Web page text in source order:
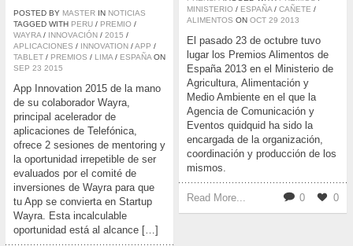
POSTED BY MASTER IN NOTICIAS
TAGGED WITH PERU / PREMIO /
WAYRA / INNOVACIÓN / 2015 /
APLICACIONES / INNOVATION /APP /
TABLET / PREMIOS / LIMA / ESPAÑA ON
SEP 23 2015
App Innovation 2015 de la mano
de su colaborador Wayra,
principal acelerador de
aplicaciones de Telefónica,
ofrece 2 sesiones de mentoring y
la oportunidad irrepetible de ser
evaluados por el comité de
inversiones de Wayra para que
tu App se convierta en Startup
Wayra. Esta incalculable
oportunidad está al alcance […]
MINISTERIO / ESPAÑA/ CAÑETE /
ALIMENTOS ON OCT 29 2013
El pasado 23 de octubre tuvo
lugar los Premios Alimentos de
España 2013 en el Ministerio de
Agricultura, Alimentación y
Medio Ambiente en el que la
Agencia de Comunicación y
Eventos quidquid ha sido la
encargada de la organización,
coordinación y producción de los
mismos.
Read More... 0 0